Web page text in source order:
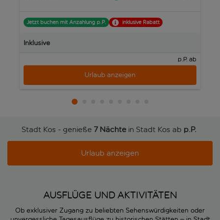
Jetzt buchen mit Anzahlung p.P. inklusive Rabatt
Inklusive
p.P. ab
Urlaub anzeigen
Stadt Kos - genieße 7 Nächte in Stadt Kos ab p.P.
Urlaub anzeigen
AUSFLÜGE UND AKTIVITÄTEN
Ob exklusiver Zugang zu beliebten Sehenswürdigkeiten oder